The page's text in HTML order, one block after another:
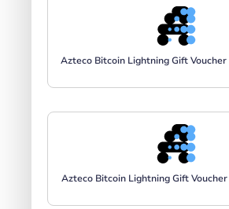
Azteco Bitcoin Lightning Gift Voucher
Azteco Bitcoin Lightning Gift Voucher